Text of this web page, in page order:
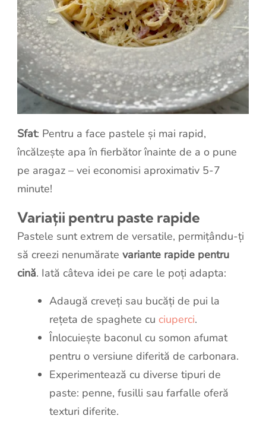
Sfat: Pentru a face pastele și mai rapid,
încălzește apa în fierbător înainte de a o pune
pe aragaz – vei economisi aproximativ 5-7
minute!
Variații pentru paste rapide
Pastele sunt extrem de versatile, permițându-ți
să creezi nenumărate variante rapide pentru
cină. Iată câteva idei pe care le poți adapta:
Adaugă creveți sau bucăți de pui la
rețeta de spaghete cu ciuperci.
Înlocuiește baconul cu somon afumat
pentru o versiune diferită de carbonara.
Experimentează cu diverse tipuri de
paste: penne, fusilli sau farfalle oferă
texturi diferite.